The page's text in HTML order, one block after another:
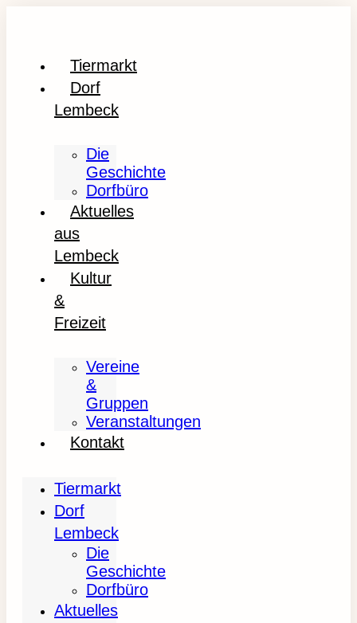
Tiermarkt
Dorf
Lembeck
Die
Geschichte
Dorfbüro
Aktuelles
aus
Lembeck
Kultur
&
Freizeit
Vereine
&
Gruppen
Veranstaltungen
Kontakt
Tiermarkt
Dorf
Lembeck
Die
Geschichte
Dorfbüro
Aktuelles